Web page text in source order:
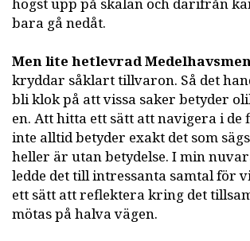
högst upp på skalan och därifrån
bara gå nedåt.
Men lite hetlevrad
kryddar såklart tillvaron. Så det
bli klok på att vissa saker betyder
en. Att hitta ett sätt att navigera i de
inte alltid betyder exakt det som
heller är utan betydelse. I min
ledde det till intressanta samtal för
ett sätt att reflektera kring det
mötas på halva vägen.